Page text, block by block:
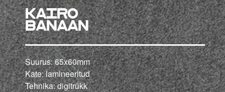
KAIRO
banaan
Suurus: 65x60mm
Kate: lamineeritud
Tehnika: digitrükk